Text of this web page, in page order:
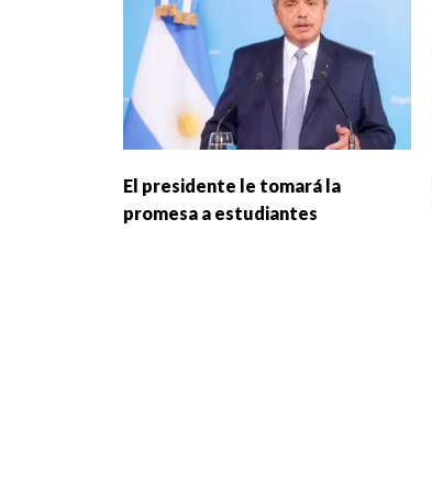
El presidente le tomará la
promesa a estudiantes